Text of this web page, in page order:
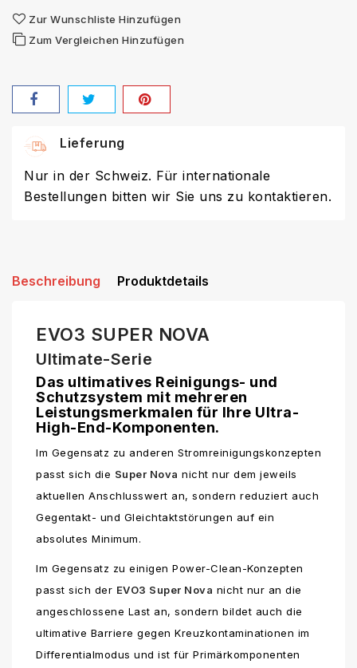
Zur Wunschliste Hinzufügen
Zum Vergleichen Hinzufügen
Lieferung
Nur in der Schweiz. Für internationale
Bestellungen bitten wir Sie uns zu kontaktieren.
Beschreibung Produktdetails
EVO3 SUPER NOVA
Ultimate-Serie
Das ultimatives Reinigungs- und
Schutzsystem mit mehreren
Leistungsmerkmalen für Ihre Ultra-
High-End-Komponenten.
Im Gegensatz zu anderen Stromreinigungskonzepten
passt sich die Super Nova nicht nur dem jeweils
aktuellen Anschlusswert an, sondern reduziert auch
Gegentakt- und Gleichtaktstörungen auf ein
absolutes Minimum.
Im Gegensatz zu einigen Power-Clean-Konzepten
passt sich der EVO3 Super Nova nicht nur an die
angeschlossene Last an, sondern bildet auch die
ultimative Barriere gegen Kreuzkontaminationen im
Differentialmodus und ist für Primärkomponenten